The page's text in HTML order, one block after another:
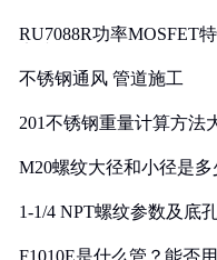
RU7088R功率MOSFET
不锈钢通风 管道施工
201不锈钢重量计算方法
M20螺纹大径和小径是多
1-1/4 NPT螺纹参数及底
F1010E是什么管？能否